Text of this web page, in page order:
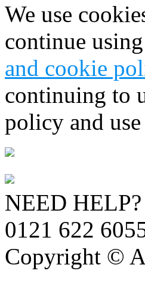
We use
continue
and cookie
continuing to
policy and
NEED HELP?
0121 622
Copyright ©